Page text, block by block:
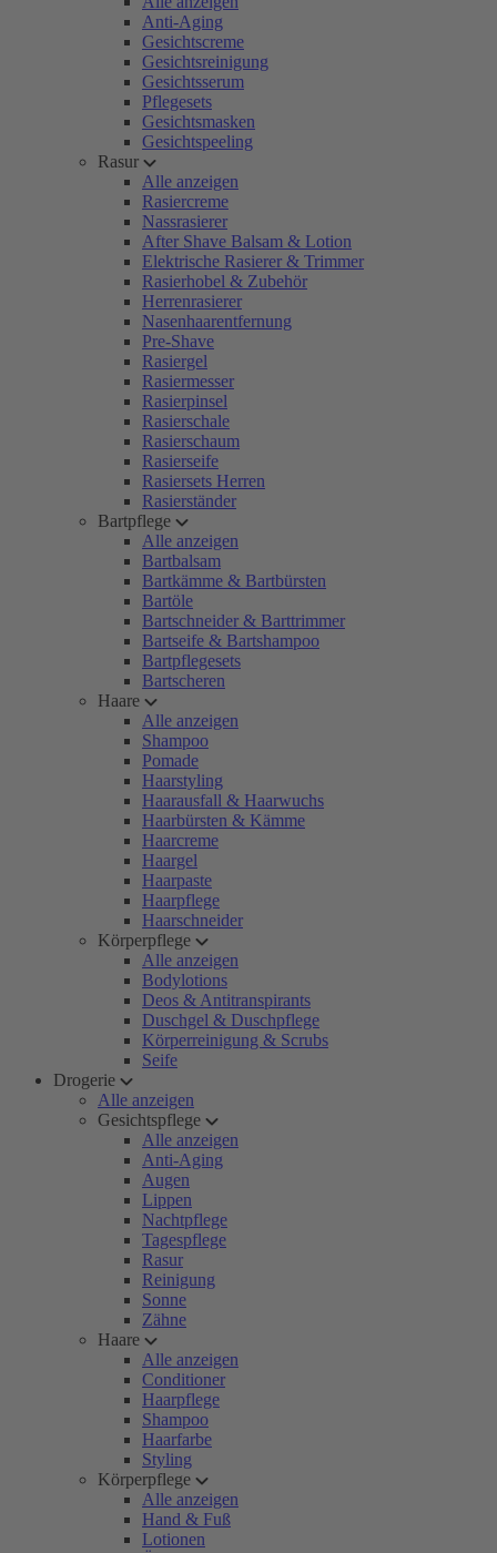
Anti-Aging
Gesichtscreme
Gesichtsreinigung
Gesichtsserum
Pflegesets
Gesichtsmasken
Gesichtspeeling
Rasur
Alle anzeigen
Rasiercreme
Nassrasierer
After Shave Balsam & Lotion
Elektrische Rasierer & Trimmer
Rasierhobel & Zubehör
Herrenrasierer
Nasenhaarentfernung
Pre-Shave
Rasiergel
Rasiermesser
Rasierpinsel
Rasierschale
Rasierschaum
Rasierseife
Rasiersets Herren
Rasierständer
Bartpflege
Alle anzeigen
Bartbalsam
Bartkämme & Bartbürsten
Bartöle
Bartschneider & Barttrimmer
Bartseife & Bartshampoo
Bartpflegesets
Bartscheren
Haare
Alle anzeigen
Shampoo
Pomade
Haarstyling
Haarausfall & Haarwuchs
Haarbürsten & Kämme
Haarcreme
Haargel
Haarpaste
Haarpflege
Haarschneider
Körperpflege
Alle anzeigen
Bodylotions
Deos & Antitranspirants
Duschgel & Duschpflege
Körperreinigung & Scrubs
Seife
Drogerie
Alle anzeigen
Gesichtspflege
Alle anzeigen
Anti-Aging
Augen
Lippen
Nachtpflege
Tagespflege
Rasur
Reinigung
Sonne
Zähne
Haare
Alle anzeigen
Conditioner
Haarpflege
Shampoo
Haarfarbe
Styling
Körperpflege
Alle anzeigen
Hand & Fuß
Lotionen